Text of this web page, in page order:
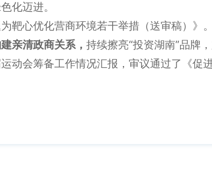
化迈进。
心优化营商环境若干举措（送审稿）》。
亲清政商关系， 持续擦亮“投资湖南”品牌
会筹备工作情况汇报，审议通过了《促